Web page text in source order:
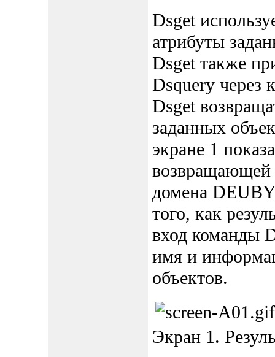
Dsget
атрибуты
Dsget также
Dsquery через
Dsget
заданных
экране 1
возвращающей
домена
того, как
вход команды
имя и
объектов.
Экран 1.